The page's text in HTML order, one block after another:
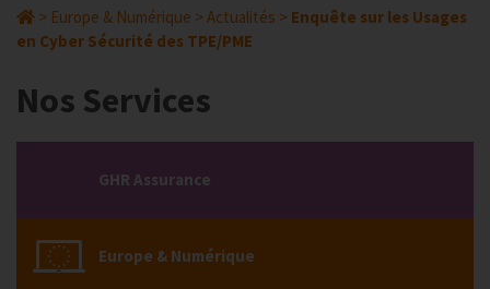
> Europe & Numérique >Actualités > Enquête sur les Usages
en Cyber Sécurité des TPE/PME
Nos Services
GHR Assurance
Europe & Numérique